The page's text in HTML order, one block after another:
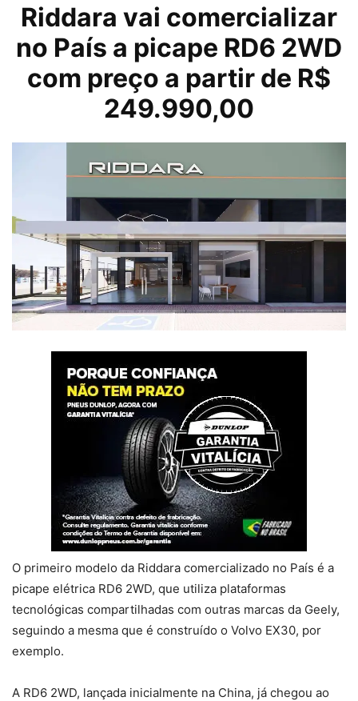
Riddara vai comercializar
no País a picape RD6 2WD
com preço a partir de R$
249.990,00
O primeiro modelo da Riddara comercializado no País é a
picape elétrica RD6 2WD, que utiliza plataformas
tecnológicas compartilhadas com outras marcas da Geely,
seguindo a mesma que é construído o Volvo EX30, por
exemplo.
A RD6 2WD, lançada inicialmente na China, já chegou ao